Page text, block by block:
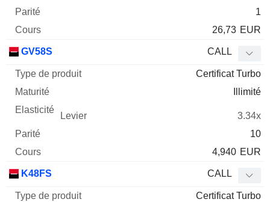
1
26,73 EUR
GV58S CALL
Certificat Turbo
Illimité
3.34x
10
4,940 EUR
K48FS CALL
Certificat Turbo